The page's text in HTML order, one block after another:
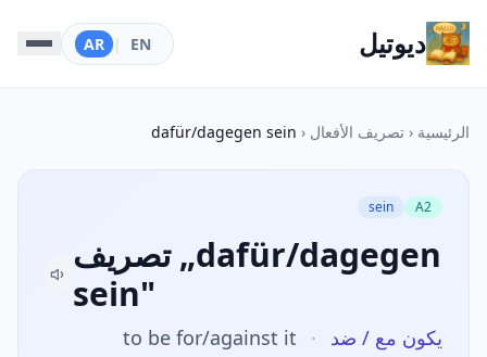
ديوتيل EN
|
AR
الرئيسية ‹ تصريف الأفعال ‹
dafür/dagegen sein
A2
sein
تصريف „dafür/dagegen
sein"
يكون مع / ضد ·
to be for/against it